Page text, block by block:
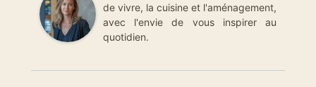
de vivre, la cuisine et l'aménagement,
avec l'envie de vous inspirer au
quotidien.